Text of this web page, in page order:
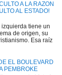
A LA RAZON
AL ESTADO!
tiene un
de origen, su
Esa raíz
EL BOULEVARD
PEMBROKE